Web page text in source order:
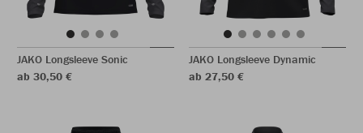
JAKO Longsleeve Sonic
ab 30,50 €
JAKO Longsleeve Dynamic
ab 27,50 €